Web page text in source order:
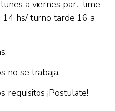
a viernes part-time
hs/ turno tarde 16 a
no se trabaja.
requisitos ¡Postulate!